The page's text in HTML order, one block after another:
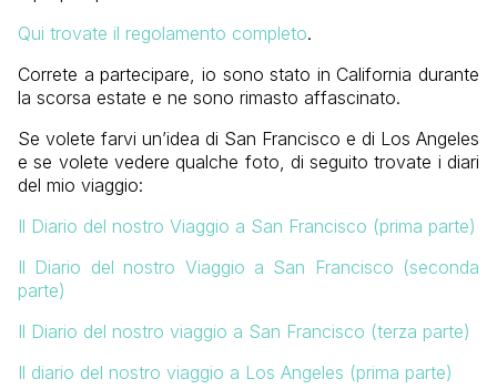
Qui trovate il regolamento completo.
Correte a partecipare, io sono stato in California durante
la scorsa estate e ne sono rimasto affascinato.
Se volete farvi un’idea di San Francisco e di Los Angeles
e se volete vedere qualche foto, di seguito trovate i diari
del mio viaggio:
Il Diario del nostro Viaggio a San Francisco (prima parte)
Il Diario del nostro Viaggio a San Francisco (seconda
parte)
Il Diario del nostro viaggio a San Francisco (terza parte)
Il diario del nostro viaggio a Los Angeles (prima parte)